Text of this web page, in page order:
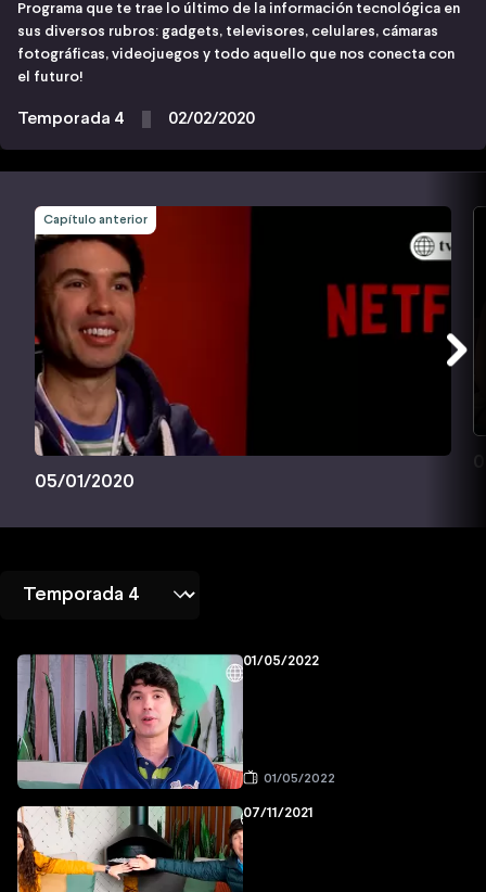
Programa que te trae lo último de la información tecnológica en
sus diversos rubros: gadgets, televisores, celulares, cámaras
fotográficas, videojuegos y todo aquello que nos conecta con
el futuro!
Temporada 4 02/02/2020
Capítulo anterior
05/01/2020
01/05/2022
01/05/2022
07/11/2021